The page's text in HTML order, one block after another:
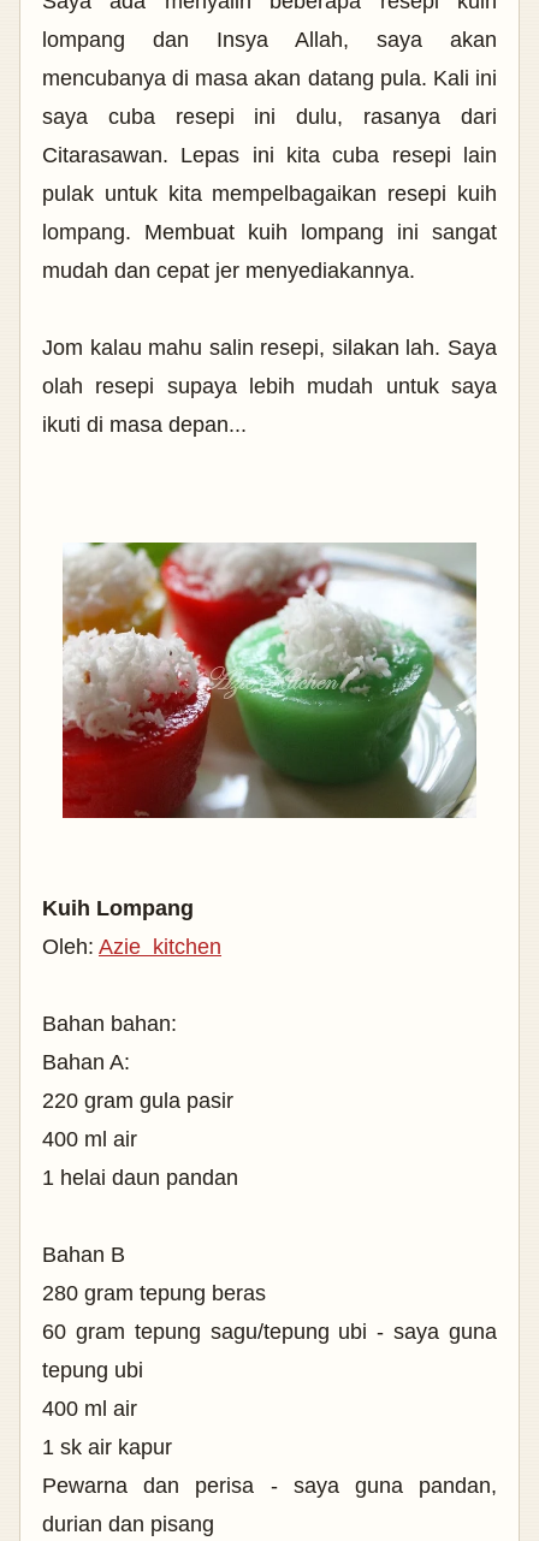
lompang dan Insya Allah, saya akan
mencubanya di masa akan datang pula. Kali ini
saya cuba resepi ini dulu, rasanya dari
Citarasawan. Lepas ini kita cuba resepi lain
pulak untuk kita mempelbagaikan resepi kuih
lompang. Membuat kuih lompang ini sangat
mudah dan cepat jer menyediakannya.
Jom kalau mahu salin resepi, silakan lah. Saya
olah resepi supaya lebih mudah untuk saya
ikuti di masa depan...
Kuih Lompang
Oleh: Azie kitchen
Bahan bahan:
Bahan A:
220 gram gula pasir
400 ml air
1 helai daun pandan
Bahan B
280 gram tepung beras
60 gram tepung sagu/tepung ubi - saya guna
tepung ubi
400 ml air
1 sk air kapur
Pewarna dan perisa - saya guna pandan,
durian dan pisang